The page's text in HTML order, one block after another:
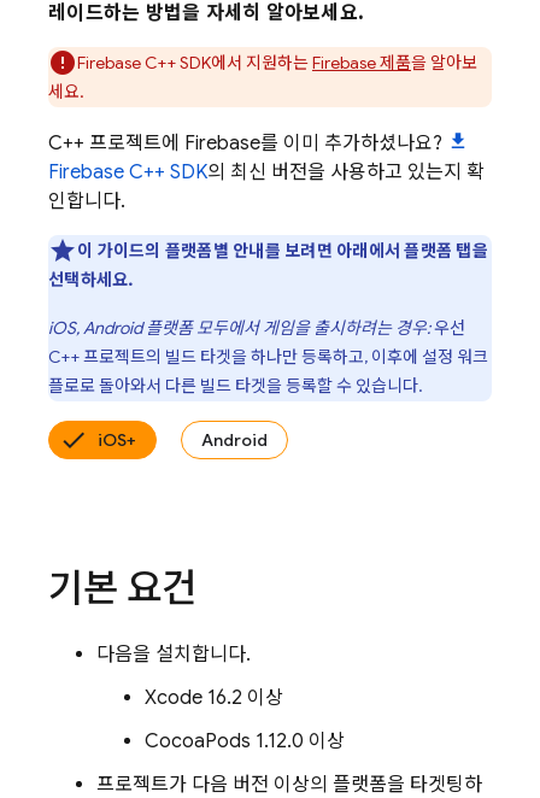
레이드하는 방법을 자세히 알아보세요.
FirebaseC++SDK에서 지원하는Firebase 제품을 알아보
세요.
C++ 프로젝트에 Firebase를 이미 추가하셨나요?
Firebase C++ SDK의 최신 버전을 사용하고 있는지 확
인합니다.
이 가이드의 플랫폼별 안내를 보려면 아래에서 플랫폼 탭을
선택하세요.
iOS, Android 플랫폼 모두에서 게임을 출시하려는 경우:우선
C++ 프로젝트의 빌드 타겟을 하나만 등록하고, 이후에 설정 워크
플로로 돌아와서 다른 빌드 타겟을 등록할 수 있습니다.
iOS+ Android
기본 요건
다음을 설치합니다.
Xcode 16.2 이상
CocoaPods 1.12.0 이상
프로젝트가 다음 버전 이상의 플랫폼을 타겟팅하